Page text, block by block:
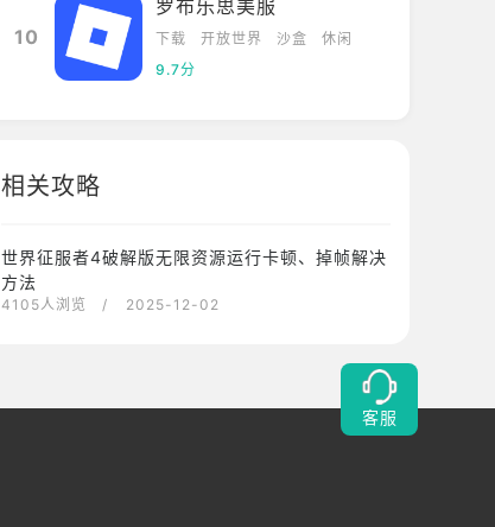
客服
10
罗布乐思美服
下载 开放世界 沙盒
休闲
9.7分
相关攻略
世界征服者4破解版无限资源运行卡顿、掉帧解决
方法
4105人浏览 / 2025-12-02